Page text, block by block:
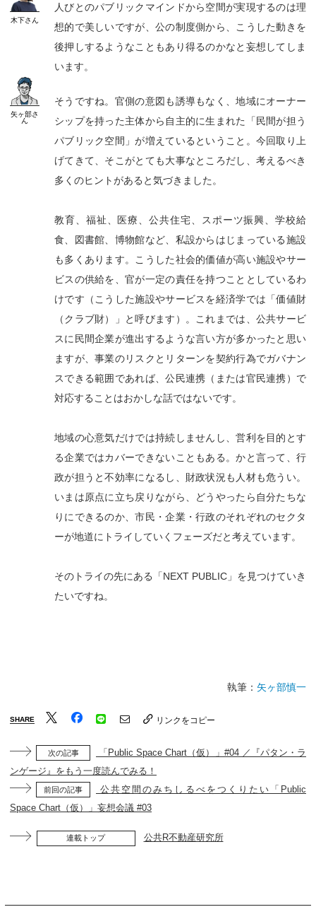
木下さん
人びとのパブリックマインドから空間が実現するのは理
想的で美しいですが、公の制度側から、こうした動きを
後押しするようなこともあり得るのかなと妄想してしま
います。
矢ヶ部さ
ん
そうですね。官側の意図も誘導もなく、地域にオーナー
シップを持った主体から自主的に生まれた「民間が担う
パブリック空間」が増えているということ。今回取り上
げてきて、そこがとても大事なところだし、考えるべき
多くのヒントがあると気づきました。
教育、福祉、医療、公共住宅、スポーツ振興、学校給
食、図書館、博物館など、私設からはじまっている施設
も多くあります。こうした社会的価値が高い施設やサー
ビスの供給を、官が一定の責任を持つこととしているわ
けです（こうした施設やサービスを経済学では「価値財
（クラブ財）」と呼びます）。これまでは、公共サービ
スに民間企業が進出するような言い方が多かったと思い
ますが、事業のリスクとリターンを契約行為でガバナン
スできる範囲であれば、公民連携（または官民連携）で
対応することはおかしな話ではないです。
地域の心意気だけでは持続しませんし、営利を目的とす
る企業ではカバーできないこともある。かと言って、行
政が担うと不効率になるし、財政状況も人材も危うい。
いまは原点に立ち戻りながら、どうやったら自分たちな
りにできるのか、市民・企業・行政のそれぞれのセクタ
ーが地道にトライしていくフェーズだと考えています。
そのトライの先にある「NEXT PUBLIC」を見つけていき
たいですね。
執筆： 矢ヶ部慎一
SHARE リンクをコピー
次の記事
「Public Space Chart（仮）」#04 ／『パタン・ラ
ンゲージ』をもう一度読んでみる！
前回の記事
公共空間のみちしるべをつくりたい「Public
Space Chart（仮）」妄想会議 #03
連載トップ 公共R不動産研究所